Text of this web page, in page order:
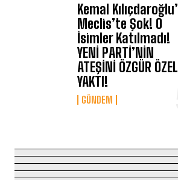
Kemal
Meclis’te Şok! O
İsimler Katılmadı!
YENİ PARTİ’NİN
ATEŞİNİ ÖZGÜR ÖZEL
YAKTI!
GÜNDEM